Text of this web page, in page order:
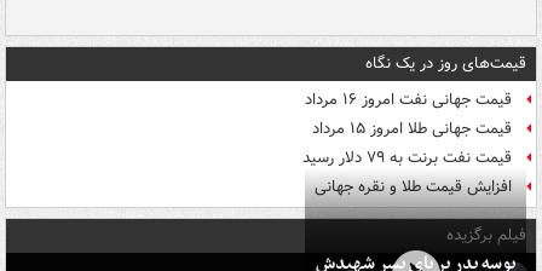
قیمت‌های روز در یک نگاه
قیمت جهانی نفت امروز ۱۶ مرداد
قیمت جهانی طلا امروز ۱۵ مرداد
قیمت نفت برنت به ۷۹ دلار رسید
افزایش قیمت طلا و نقره جهانی
فیلم برگزیده
بوسه‌ پدر بر پای پسر شهیدش